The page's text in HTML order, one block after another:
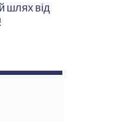
шлях від